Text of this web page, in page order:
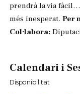
prendrà la via fàcil…
més inesperat. Per
Col·labora:
Calendari i
Disponibilitat